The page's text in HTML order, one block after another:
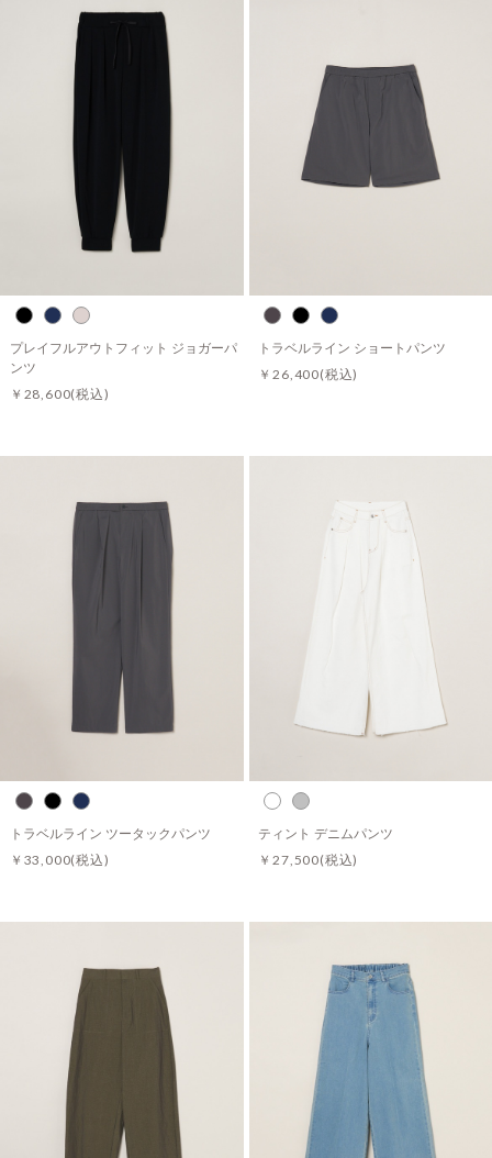
プレイフルアウトフィット ジョガーパ
ンツ
￥28,600(税込)
トラベルライン ショートパンツ
￥26,400(税込)
トラベルライン ツータックパンツ
￥33,000(税込)
ティント デニムパンツ
￥27,500(税込)